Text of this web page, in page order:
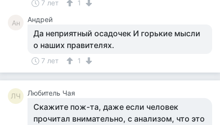
7 лет 1
Ан Андрей
Да неприятный осадочек И горькие мысли
о наших правителях.
7 лет 1
ЛЧ Любитель Чая
Скажите пож-та, даже если человек
прочитал внимательно, с анализом, что это